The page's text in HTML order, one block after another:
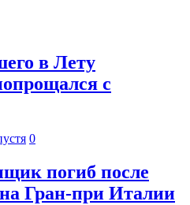
в Лету
с
0
погиб после
Гран-при Италии